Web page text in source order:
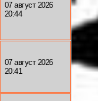
07 август 2026
20:44
07 август 2026
20:41